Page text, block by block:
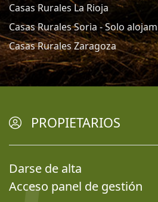
Casas Rurales La Rioja
Casas Rurales Soria - Solo
Casas Rurales Zaragoza
PROPIETARIOS
Darse de alta
Acceso panel de gestión